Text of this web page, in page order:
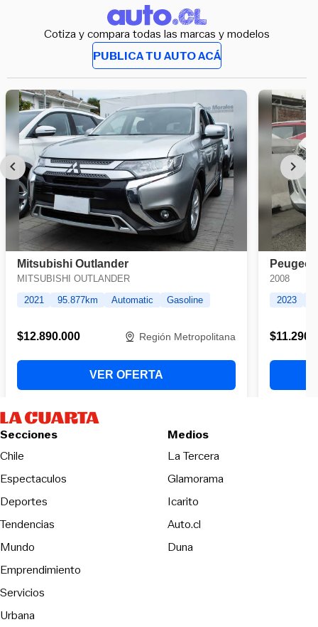
Cotiza y compara todas las marcas y modelos
PUBLICA TU AUTO ACÁ
Secciones
Chile
Espectaculos
Deportes
Tendencias
Mundo
Emprendimiento
Servicios
Urbana
Medios
La TerceraOpens in new
Glamorama
Icarito
Auto.cl
DunaOpens in new window